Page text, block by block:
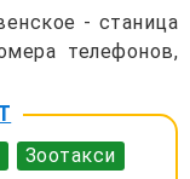
- станица
телефонов,
Зоотакси